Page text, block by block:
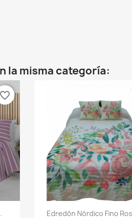
la misma categoría:
favorite_border
 Vista rápida
Edredón Nórdico Fino